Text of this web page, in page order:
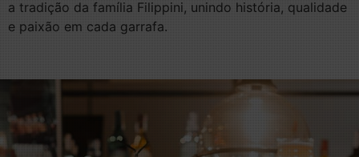
a tradição da família Filippini, unindo história, qualidade
e paixão em cada garrafa.